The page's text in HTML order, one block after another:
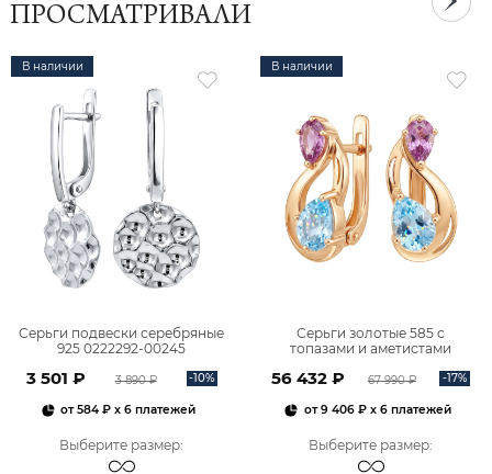
ПРОСМАТРИВАЛИ
В наличии
Серьги подвески серебряные
925 0222292-00245
3 501 ₽ 3 890 ₽ -10%
от584 ₽ x 6 платежей
Выберите размер:
В наличии
Серьги золотые 585 с
топазами и аметистами
56 432 ₽ 67 990 ₽ -17%
от9 406 ₽x 6 платежей
Выберите размер: